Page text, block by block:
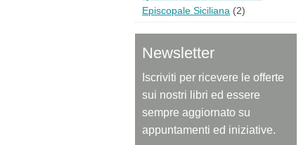
Episcopale Siciliana (2)
Newsletter
Iscriviti per ricevere le offerte
sui nostri libri ed essere
sempre aggiornato su
appuntamenti ed iniziative.